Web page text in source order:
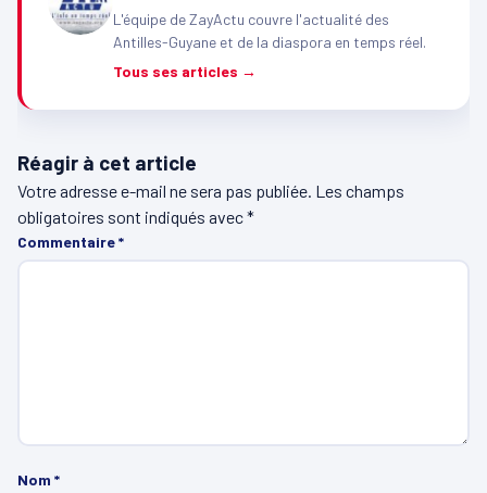
L'équipe de ZayActu couvre l'actualité des
Antilles-Guyane et de la diaspora en temps réel.
Tous ses articles →
Réagir à cet article
Votre adresse e-mail ne sera pas publiée. Les champs
obligatoires sont indiqués avec*
Commentaire*
Nom *